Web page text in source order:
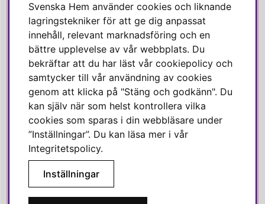
Instagram
Linkedin
Pinterest
SVENSKA HEM
Varmt välkommen till Svenska Hem!
Vi värdesätter våra kunder högt och finns här för att hjälpa dig
om du har några frågor eller vill ha inspiration.
010-35 00 610
E-post: e-handel@svenskahem.se
Svenska Hem använder cookies och liknande
lagringstekniker för att ge dig anpassat
innehåll, relevant marknadsföring och en
bättre upplevelse av vår webbplats. Du
bekräftar att du har läst vår cookiepolicy och
samtycker till vår användning av cookies
genom att klicka på "Stäng och godkänn". Du
kan själv när som helst kontrollera vilka
cookies som sparas i din webbläsare under
”Inställningar”. Du kan läsa mer i vår
Integritetspolicy.
Inställningar